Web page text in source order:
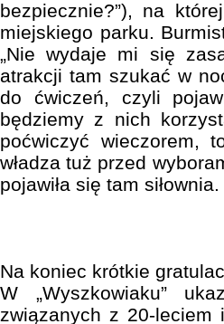
bezpiecznie?”), na
miejskiego parku.
„Nie wydaje mi się
atrakcji tam szukać w
do ćwiczeń, czyli
będziemy z nich
poćwiczyć wieczorem,
władza tuż przed
pojawiła się tam siłownia.
Na koniec krótkie
W „Wyszkowiaku”
związanych z 20-leciem